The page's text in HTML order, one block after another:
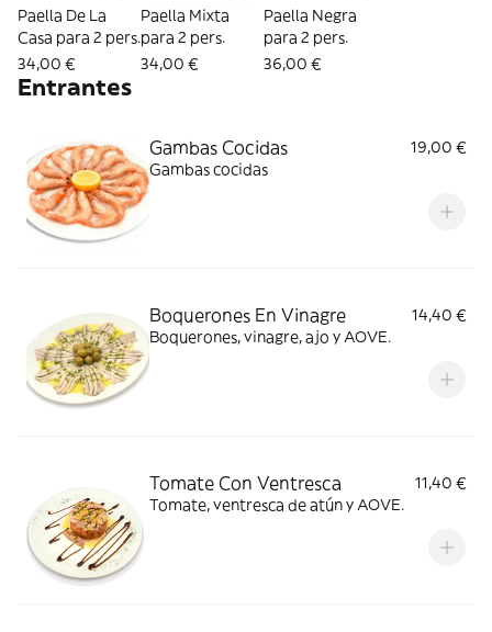
Paella De La
Casa para 2 pers.
34,00 €
Paella Mixta
para 2 pers.
34,00 €
Paella Negra
para 2 pers.
36,00 €
Entrantes
Gambas Cocidas
19,00 €
Gambas cocidas
Boquerones En Vinagre
14,40 €
Boquerones, vinagre, ajo y AOVE.
Tomate Con Ventresca
11,40 €
Tomate, ventresca de atún y AOVE.